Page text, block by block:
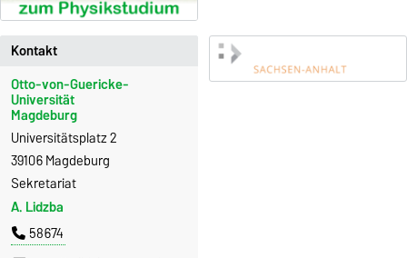
Kontakt
Otto-von-Guericke-
Universität
Magdeburg
Universitätsplatz 2
39106 Magdeburg
Sekretariat
A. Lidzba
58674